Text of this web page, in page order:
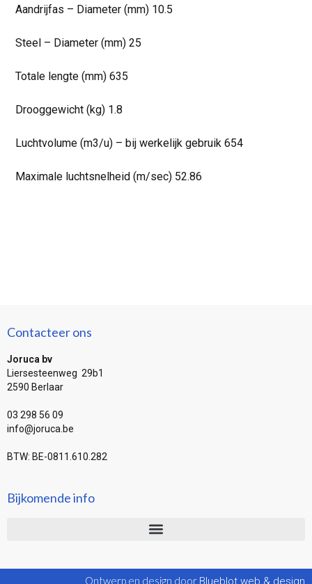
Aandrijfas – Diameter (mm) 10.5
Steel – Diameter (mm) 25
Totale lengte (mm) 635
Drooggewicht (kg) 1.8
Luchtvolume (m3/u) – bij werkelijk gebruik 654
Maximale luchtsnelheid (m/sec) 52.86
Contacteer ons
Joruca bv
Liersesteenweg 29b1
2590 Berlaar
03 298 56 09
info@joruca.be
BTW: BE-0811.610.282
Bijkomende info
Ontwerp en design door Blueblot web & design